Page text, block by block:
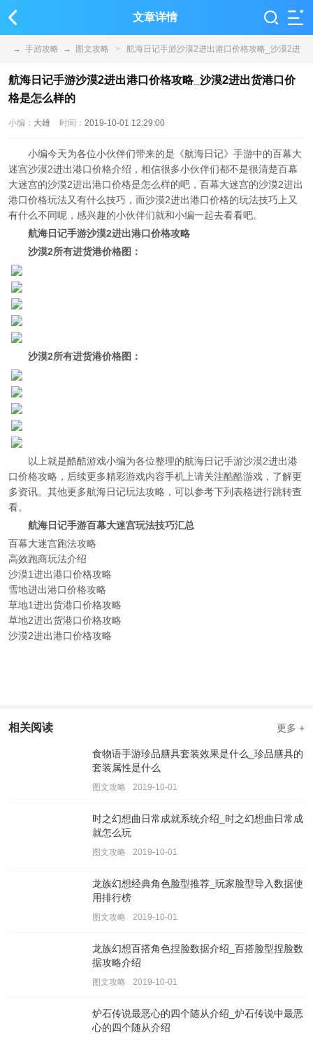
文章详情
→ 手游攻略 → 图文攻略 > 航海日记手游沙漠2进出港口价格攻略_沙漠2进
出货港口价格是怎么样的
航海日记手游沙漠2进出港口价格攻略_沙漠2进出货港口价
格是怎么样的
小编： 大雄 时间： 2019-10-01 12:29:00
小编今天为各位小伙伴们带来的是《航海日记》手游中的百幕大
迷宫沙漠2进出港口价格介绍，相信很多小伙伴们都不是很清楚百幕
大迷宫的沙漠2进出港口价格是怎么样的吧，百幕大迷宫的沙漠2进出
港口价格玩法又有什么技巧，而沙漠2进出港口价格的玩法技巧上又
有什么不同呢，感兴趣的小伙伴们就和小编一起去看看吧。
航海日记手游沙漠2进出港口价格攻略
沙漠2所有进货港价格图：
沙漠2所有进货港价格图：
以上就是酷酷游戏小编为各位整理的航海日记手游沙漠2进出港
口价格攻略，后续更多精彩游戏内容手机上请关注酷酷游戏，了解更
多资讯。其他更多航海日记玩法攻略，可以参考下列表格进行跳转查
看。
航海日记手游百幕大迷宫玩法技巧汇总
百幕大迷宫跑法攻略
高效跑商玩法介绍
沙漠1进出港口价格攻略
雪地进出港口价格攻略
草地1进出货港口价格攻略
草地2进出货港口价格攻略
沙漠2进出港口价格攻略
相关阅读 更多 +
食物语手游珍品膳具套装效果是什么_珍品膳具的
套装属性是什么
图文攻略 2019-10-01
时之幻想曲日常成就系统介绍_时之幻想曲日常成
就怎么玩
图文攻略 2019-10-01
龙族幻想经典角色脸型推荐_玩家脸型导入数据使
用排行榜
图文攻略 2019-10-01
龙族幻想百搭角色捏脸数据介绍_百搭脸型捏脸数
据攻略介绍
图文攻略 2019-10-01
炉石传说最恶心的四个随从介绍_炉石传说中最恶
心的四个随从介绍